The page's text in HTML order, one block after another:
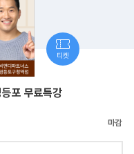
포 무료특강
티켓